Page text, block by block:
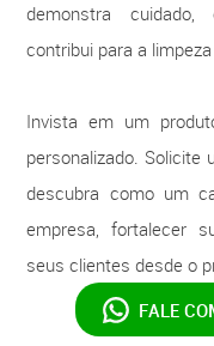
demonstra cuidado,
contribui para a
Invista em um
personalizado. Solicite
descubra como um
empresa, fortalecer
seus clientes desde o
FALE